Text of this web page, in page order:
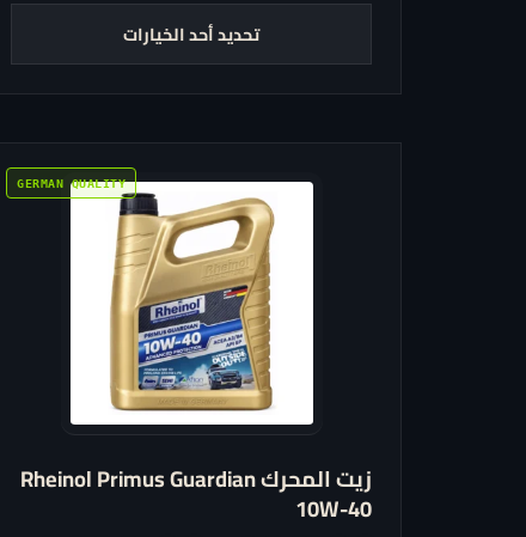
من
تحديد أحد الخيارات
زيت المحرك Rheinol Primus Guardian
10W-40
هناك
العديد
من
الأشكال
المختلفة
لهذا
المنتج.
يمكن
الخيارات